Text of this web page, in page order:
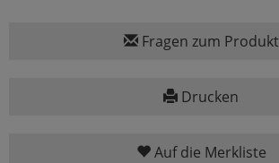
Fragen zum Produkt
Drucken
Auf die Merkliste